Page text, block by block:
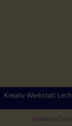
Kreativ-Werkstatt
mod ified